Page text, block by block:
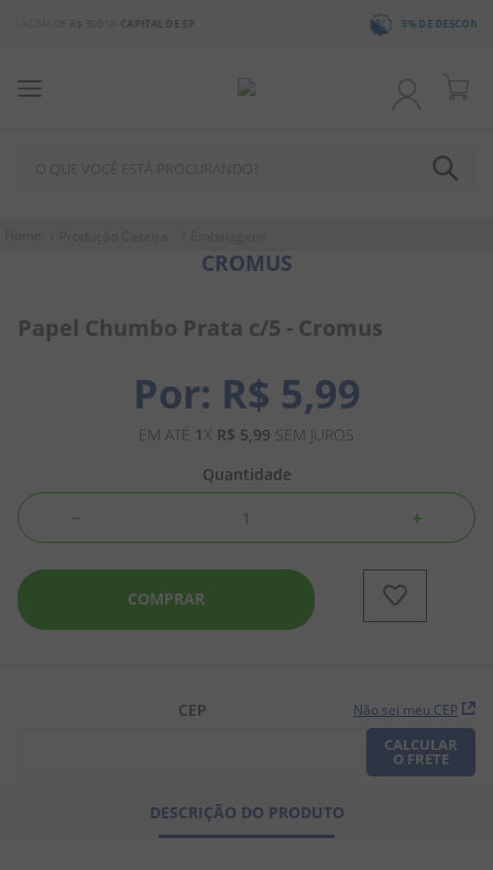
NO BOLETO OU PIX
CROMUS
Papel Chumbo Prata c/5 - Cromus
R$ 5,99
EM ATÉ 1X R$ 5,99 SEM JUROS
Quantidade
＋
－
COMPRAR
CEP Não sei meu CEP
CALCULAR
O FRETE
DESCRIÇÃO DO PRODUTO
1º
chocolate
3º
pirulito
5º
amendoim
salgadinho
7º
biscoito
9º
doce leite
pipoca